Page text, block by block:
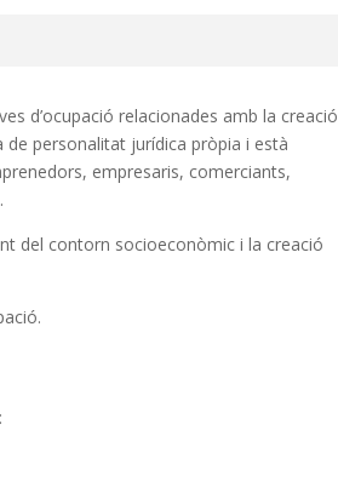
d’ocupació relacionades amb la creació
de personalitat jurídica pròpia i està
empresaris, comerciants,
del contorn socioeconòmic i la creació